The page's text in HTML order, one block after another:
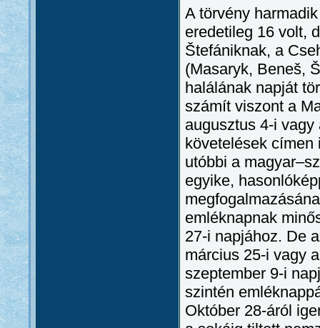
A törvény
eredetileg 16 volt,
Štefániknak, a
(Masaryk, Beneš,
halálának napját
számít viszont a
augusztus 4-i
követelések címen
utóbbi a
egyike,
emléknapnak
27-i napjához. De
március 25-i vagy
szeptember 9-i
szintén
Október 28-áról